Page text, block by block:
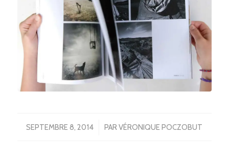
SEPTEMBRE 8, 2014
/ PARVÉRONIQUE POCZOBUT